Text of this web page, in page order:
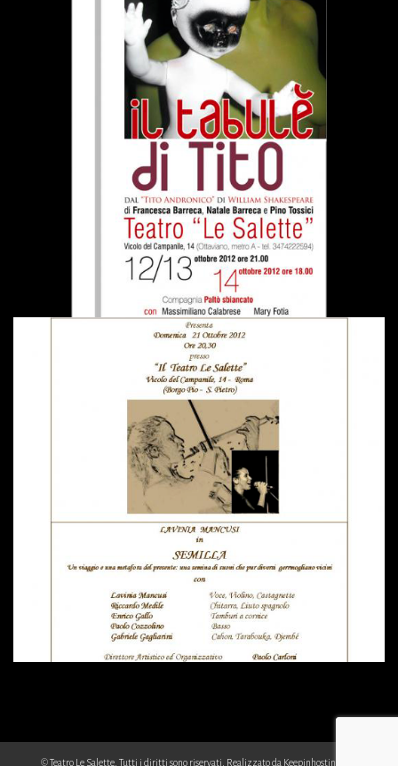
© Teatro Le Salette. Tutti i diritti sono riservati. Realizzato da Keepinhosting.com